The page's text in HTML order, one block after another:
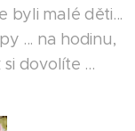
byli malé děti...
... na hodinu,
dovolíte ...